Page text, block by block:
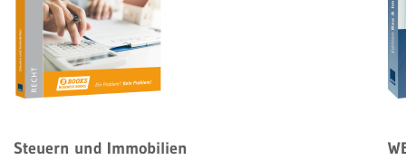
Steuern und Immobilien